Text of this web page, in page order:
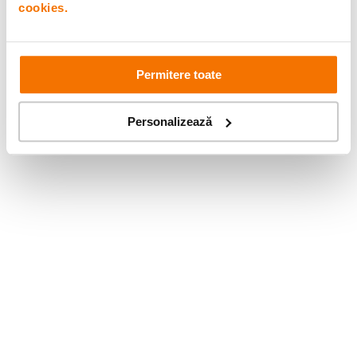
cookies.
Permitere toate
Personalizează